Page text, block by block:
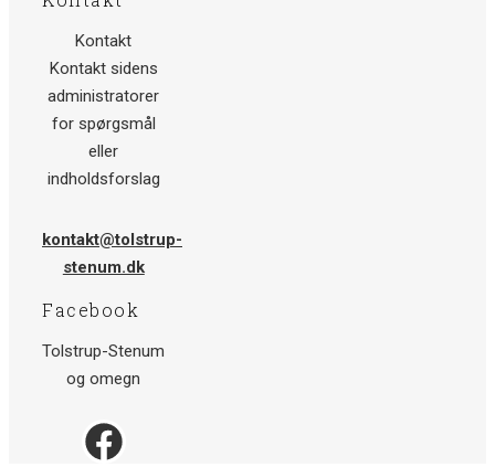
Kontakt
Kontakt sidens
administratorer
for spørgsmål
eller
indholdsforslag
kontakt@tolstrup-
stenum.dk
Facebook
Tolstrup-Stenum
og omegn
Facebook